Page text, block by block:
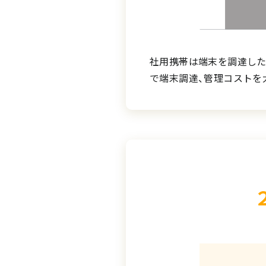
社用携帯は端末を調達し
で端末調達、管理コスト